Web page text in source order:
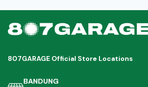
807GARAGE Official Store Locations
BANDUNG